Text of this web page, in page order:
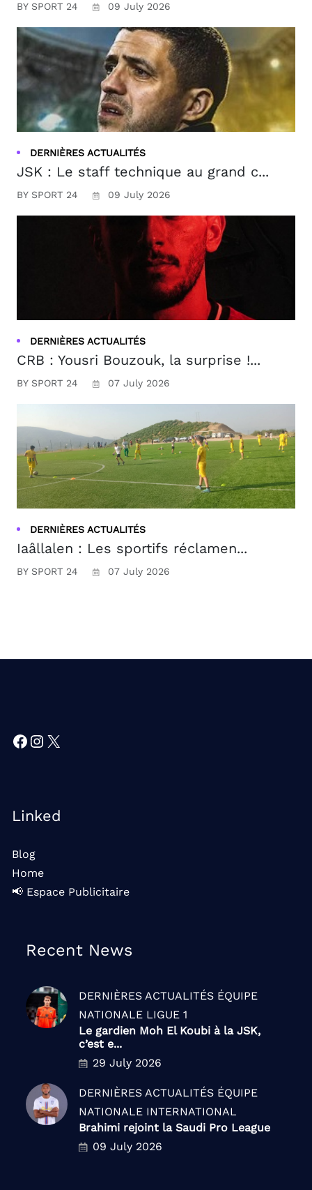
BY SPORT 24 09 July 2026
DERNIÈRES ACTUALITÉS
JSK : Le staff technique au grand c...
BY SPORT 24 09 July 2026
DERNIÈRES ACTUALITÉS
CRB : Yousri Bouzouk, la surprise !...
BY SPORT 24 07 July 2026
DERNIÈRES ACTUALITÉS
Iaâllalen : Les sportifs réclamen...
BY SPORT 24 07 July 2026
Facebook
Instagram
X
Linked
Blog
Home
📢 Espace Publicitaire
Recent News
DERNIÈRES ACTUALITÉS ÉQUIPE
NATIONALE LIGUE 1
Le gardien Moh El Koubi à la JSK,
c’est e...
29 July 2026
DERNIÈRES ACTUALITÉS ÉQUIPE
NATIONALE INTERNATIONAL
Brahimi rejoint la Saudi Pro League
09 July 2026